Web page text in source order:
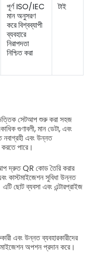
পূর্ণ ISO/IEC
মান অনুসরণ
করে বিশ্বব্যাপী
ব্যবহারে
নিরাপদতা
নিশ্চিত করা
টাই
সেটআপ শুরু করা সহজ
গুণাবলী, মান ডেটা, এবং
এবং উন্নত
পারে।
দ্রুত QR কোড তৈরি করার
কাস্টমাইজেশন সুবিধা উন্নত
ছোট ব্যবসা এবং এন্টারপ্রাইজ
এবং উন্নত ব্যবহারকারীদের
অপশন প্রদান করে।